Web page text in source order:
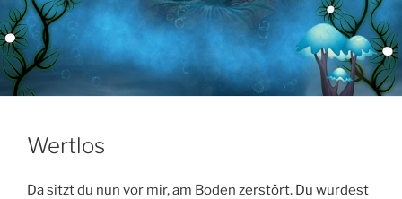
Wertlos
Da sitzt du nun vor mir, am Boden zerstört. Du wurdest